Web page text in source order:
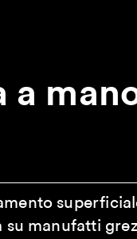
a
su manufatti